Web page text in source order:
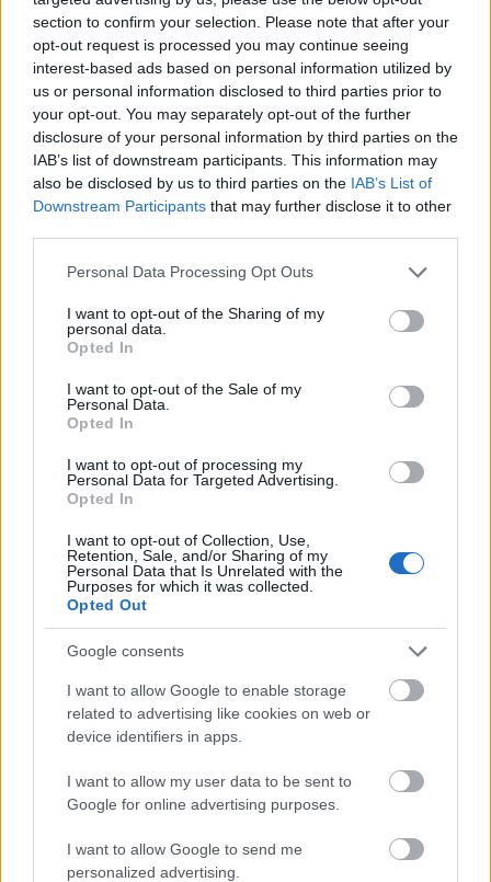
section to confirm your selection. Please note that after your
opt-out request is processed you may continue seeing
interest-based ads based on personal information utilized by
us or personal information disclosed to third parties prior to
your opt-out. You may separately opt-out of the further
disclosure of your personal information by third parties on the
IAB’s list of downstream participants. This information may
also be disclosed by us to third parties on the IAB’s List of
Downstream Participants that may further disclose it to other
Please note that this website/app uses one or more Google
not limited to your visit or usage behaviour. You may click to
grant or deny consent to Google and its third-party tags to
use your data for below specified purposes in below Google
consent section.
Personal Data Processing Opt Outs
I want to opt-out of the Sharing of my
personal data.
Opted In
I want to opt-out of the Sale of my
Personal Data.
Opted In
I want to opt-out of processing my
Personal Data for Targeted Advertising.
Opted In
I want to opt-out of Collection, Use,
Retention, Sale, and/or Sharing of my
Personal Data that Is Unrelated with the
Purposes for which it was collected.
Opted Out
Google consents
I want to allow Google to enable storage
related to advertising like cookies on web or
device identifiers in apps.
I want to allow my user data to be sent to
Google for online advertising purposes.
I want to allow Google to send me
personalized advertising.
játszódik. Egy fiatal nő történetét meséli el,
aki beleszeret egy sorozatgyilkosba. Nemes
Jeles László játékfilmje a tervek szerint 2014-
ben valósul meg európai koprodukcióban,
magyar producerei Petrányi Viktória és
Gyárfás Eszter lesznek - közölte a filmunió.
Nemes Jeles László (1977)Türelemcímű
rövidfilmje elnyerte a 38. Magyar Filmszemle
az Európai Filmakadémia jelölte a legjobb
európai rövidfilm díjára. Kisfilmjei eddig 30
díjat kaptak száznál is több nemzetközi
filmfesztiválon.
Forrás:MTI
SZEMBE MERSZ NÉZNI AZZAL, AKIVÉ
VÁLHATTÁL VOLNA?